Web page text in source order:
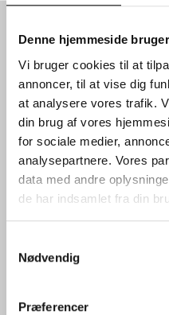
Denne hjemmeside
Vi bruger cookies til at
annoncer, til at vise dig
at analysere vores trafik.
din brug af vores
for sociale medier,
analysepartnere. Vores
data med andre
de har indsamlet fra din
Nødvendig
Præferencer